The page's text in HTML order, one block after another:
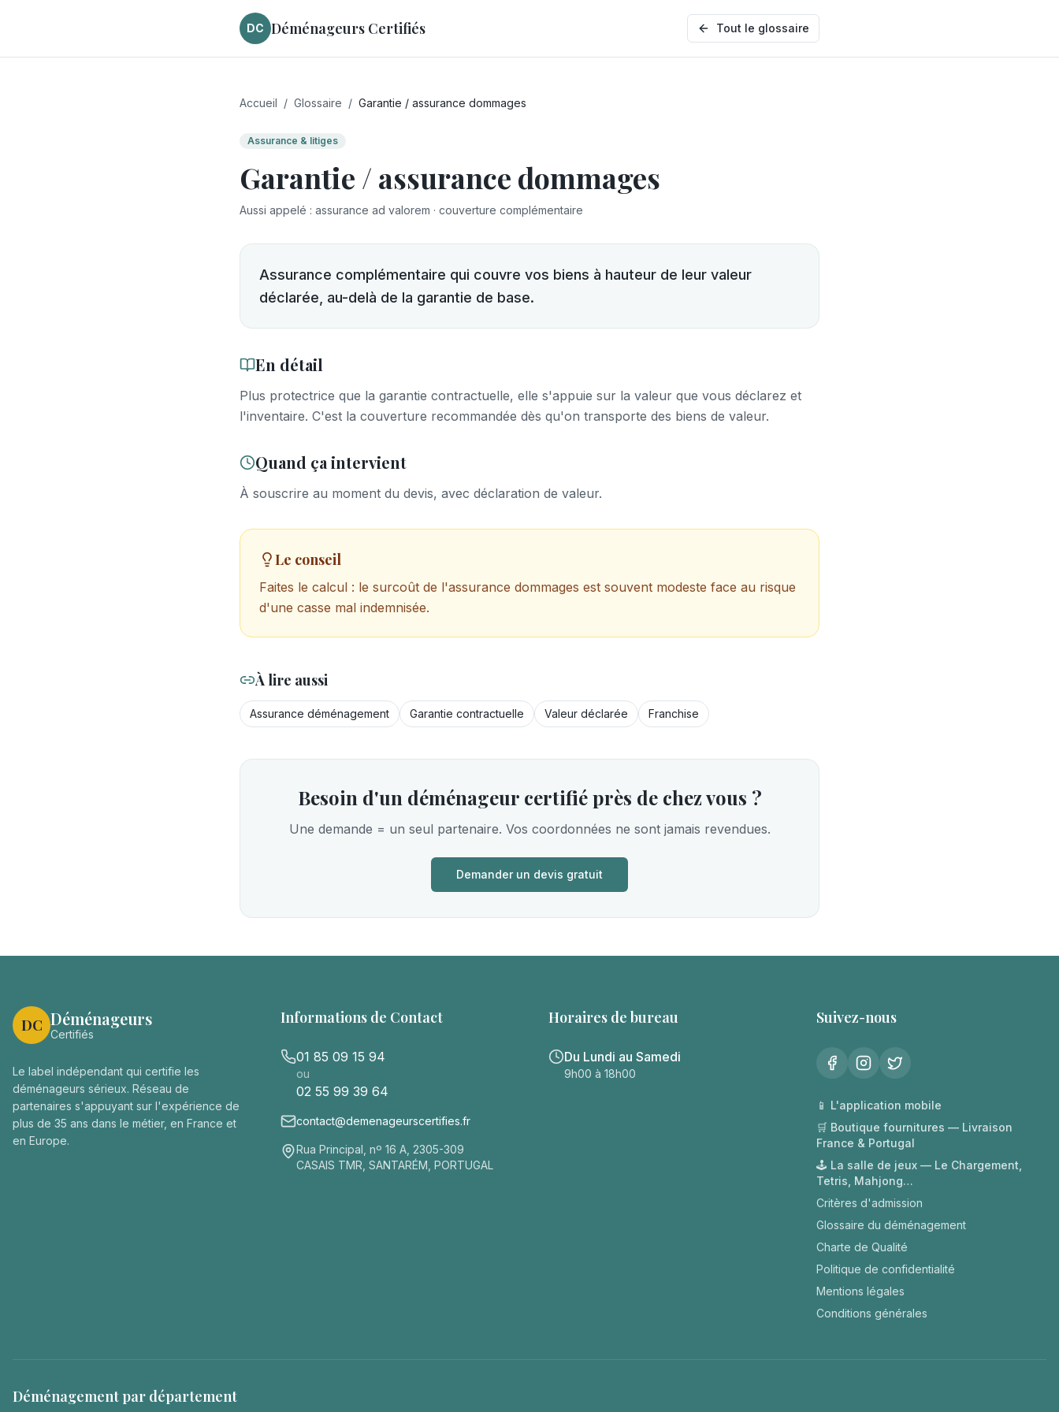
DC Déménageurs Certifiés Tout le glossaire
Accueil / Glossaire / Garantie / assurance dommages
Assurance & litiges
Garantie / assurance dommages
Aussi appelé : assurance ad valorem · couverture complémentaire
Assurance complémentaire qui couvre vos biens à hauteur de leur valeur
déclarée, au-delà de la garantie de base.
En détail
Plus protectrice que la garantie contractuelle, elle s'appuie sur la valeur que vous déclarez et
l'inventaire. C'est la couverture recommandée dès qu'on transporte des biens de valeur.
Quand ça intervient
À souscrire au moment du devis, avec déclaration de valeur.
Le conseil
Faites le calcul : le surcoût de l'assurance dommages est souvent modeste face au risque
d'une casse mal indemnisée.
À lire aussi
Assurance déménagement Garantie contractuelle Valeur déclarée Franchise
Besoin d'un déménageur certifié près de chez vous ?
Une demande = un seul partenaire. Vos coordonnées ne sont jamais revendues.
Demander un devis gratuit
DC Déménageurs
Certifiés
Le label indépendant qui certifie les
déménageurs sérieux. Réseau de
partenaires s'appuyant sur l'expérience de
plus de 35 ans dans le métier, en France et
en Europe.
Informations de Contact
01 85 09 15 94
ou
02 55 99 39 64
contact@demenageurscertifies.fr
Rua Principal, nº 16 A, 2305-309
CASAIS TMR, SANTARÉM, PORTUGAL
Horaires de bureau
Du Lundi au Samedi
9h00 à 18h00
Suivez-nous
📱 L'application mobile
🛒 Boutique fournitures — Livraison
France & Portugal
🕹️ La salle de jeux — Le Chargement,
Tetris, Mahjong…
Critères d'admission
Glossaire du déménagement
Charte de Qualité
Politique de confidentialité
Mentions légales
Conditions générales
Déménagement par département